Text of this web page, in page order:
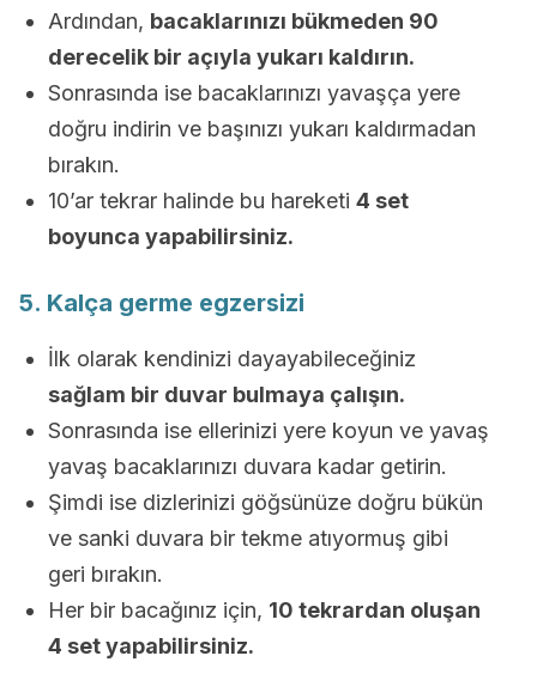
Ardından, bacaklarınızı bükmeden 90
derecelik bir açıyla yukarı kaldırın.
Sonrasında ise bacaklarınızı yavaşça yere
doğru indirin ve başınızı yukarı kaldırmadan
bırakın.
10’ar tekrar halinde bu hareketi 4 set
boyunca yapabilirsiniz.
5. Kalça germe egzersizi
İlk olarak kendinizi dayayabileceğiniz
sağlam bir duvar bulmaya çalışın.
Sonrasında ise ellerinizi yere koyun ve yavaş
yavaş bacaklarınızı duvara kadar getirin.
Şimdi ise dizlerinizi göğsünüze doğru bükün
ve sanki duvara bir tekme atıyormuş gibi
geri bırakın.
Her bir bacağınız için, 10 tekrardan oluşan
4 set yapabilirsiniz.